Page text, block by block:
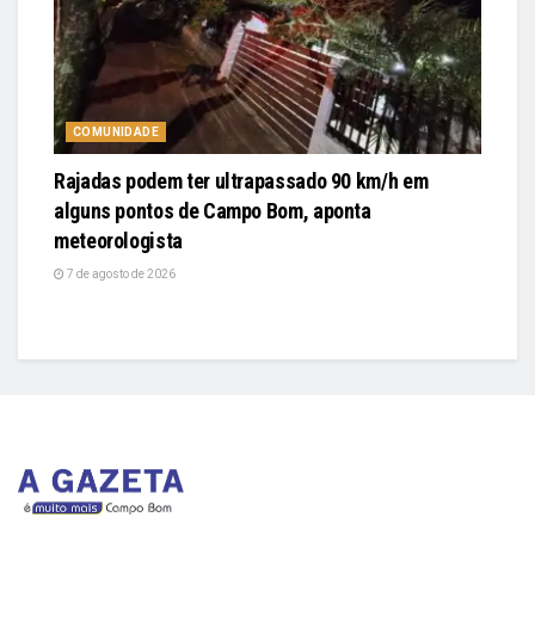
COMUNIDADE
Rajadas podem ter ultrapassado 90 km/h em
alguns pontos de Campo Bom, aponta
meteorologista
7 de agosto de 2026